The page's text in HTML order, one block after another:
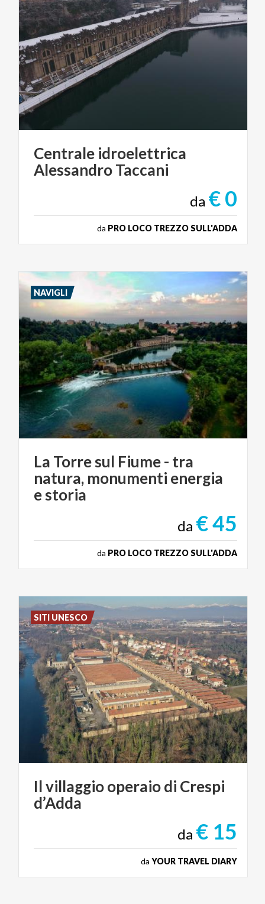
Centrale idroelettrica
AlessandroTaccani
da € 0
da PRO LOCO TREZZO SULL'ADDA
La Torre sul Fiume - tra
natura, monumenti energia
e storia
da € 45
da PRO LOCO TREZZO SULL'ADDA
NAVIGLI
Ilvillaggiooperaiodi Crespi
d’Adda
da € 15
da YOUR TRAVEL DIARY
SITI UNESCO